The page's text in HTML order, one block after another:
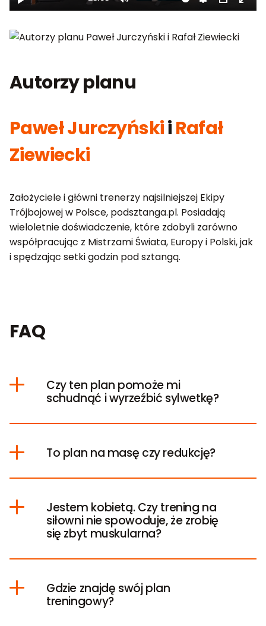
Autorzy planu
Paweł JurczyńskiiRafał
Ziewiecki
Założyciele i główni trenerzy najsilniejszej Ekipy
Trójbojowej w Polsce, podsztanga.pl. Posiadają
wieloletnie doświadczenie, które zdobyli zarówno
współpracując z Mistrzami Świata, Europy i Polski, jak
i spędzając setki godzin pod sztangą.
FAQ
Czy ten plan pomoże mi
schudnąć i wyrzeźbić sylwetkę?
To plan na masę czy redukcję?
Jestem kobietą. Czy trening na
siłowni nie spowoduje, że zrobię
się zbyt muskularna?
Gdzie znajdę swój plan
treningowy?